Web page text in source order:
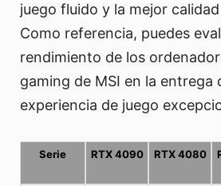
juego fluido y la mejor
Como referencia, puedes
rendimiento de los
gaming de MSI en la entrega
experiencia de juego
Serie RTX 4090 RTX 4080